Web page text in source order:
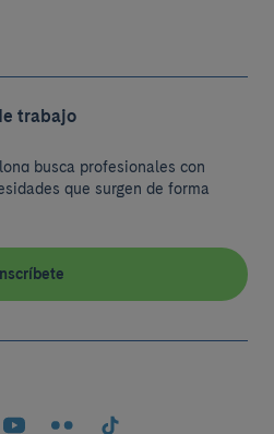
trabajo
busca profesionales con
que surgen de forma
Inscríbete